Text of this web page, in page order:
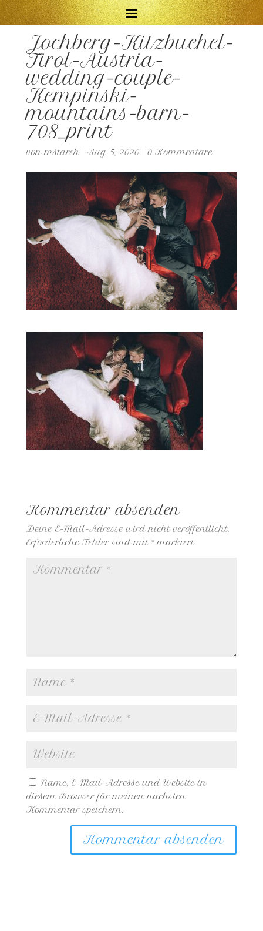
Jochberg-Kitzbuehel-
Tirol-Austria-
wedding-couple-
Kempinski-
mountains-barn-
708_print
vonmstarek| Aug. 5, 2020| 0 Kommentare
Kommentar absenden
Deine E-Mail-Adresse wird nicht veröffentlicht.
Erforderliche Felder sind mit *markiert
Name, E-Mail-Adresse und Website in
diesem Browser für meinen nächsten
Kommentar speichern.